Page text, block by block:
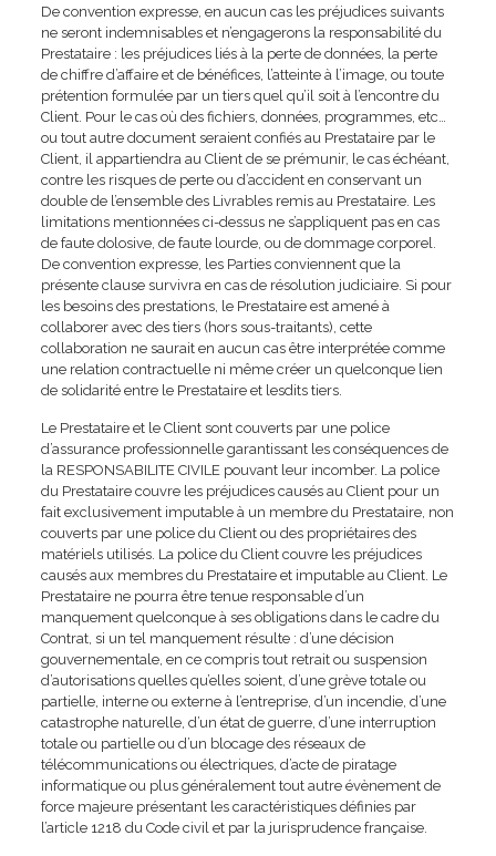
De convention expresse, en aucun cas les préjudices suivants
ne seront indemnisables et n’engagerons la responsabilité du
Prestataire : les préjudices liés à la perte de données, la perte
de chiffre d’affaire et de bénéfices, l’atteinte à l’image, ou toute
prétention formulée par un tiers quel qu’il soit à l’encontre du
Client. Pour le cas où des fichiers, données, programmes, etc…
ou tout autre document seraient confiés au Prestataire par le
Client, il appartiendra au Client de se prémunir, le cas échéant,
contre les risques de perte ou d’accident en conservant un
double de l’ensemble des Livrables remis au Prestataire. Les
limitations mentionnées ci-dessus ne s’appliquent pas en cas
de faute dolosive, de faute lourde, ou de dommage corporel.
De convention expresse, les Parties conviennent que la
présente clause survivra en cas de résolution judiciaire. Si pour
les besoins des prestations, le Prestataire est amené à
collaborer avec des tiers (hors sous-traitants), cette
collaboration ne saurait en aucun cas être interprétée comme
une relation contractuelle ni même créer un quelconque lien
de solidarité entre le Prestataire et lesdits tiers.
Le Prestataire et le Client sont couverts par une police
d’assurance professionnelle garantissant les conséquences de
la RESPONSABILITE CIVILE pouvant leur incomber. La police
du Prestataire couvre les préjudices causés au Client pour un
fait exclusivement imputable à un membre du Prestataire, non
couverts par une police du Client ou des propriétaires des
matériels utilisés. La police du Client couvre les préjudices
causés aux membres du Prestataire et imputable au Client. Le
Prestataire ne pourra être tenue responsable d’un
manquement quelconque à ses obligations dans le cadre du
Contrat, si un tel manquement résulte : d’une décision
gouvernementale, en ce compris tout retrait ou suspension
d’autorisations quelles qu’elles soient, d’une grève totale ou
partielle, interne ou externe à l’entreprise, d’un incendie, d’une
catastrophe naturelle, d’un état de guerre, d’une interruption
totale ou partielle ou d’un blocage des réseaux de
télécommunications ou électriques, d’acte de piratage
informatique ou plus généralement tout autre évènement de
force majeure présentant les caractéristiques définies par
l’article 1218 du Code civil et par la jurisprudence française.